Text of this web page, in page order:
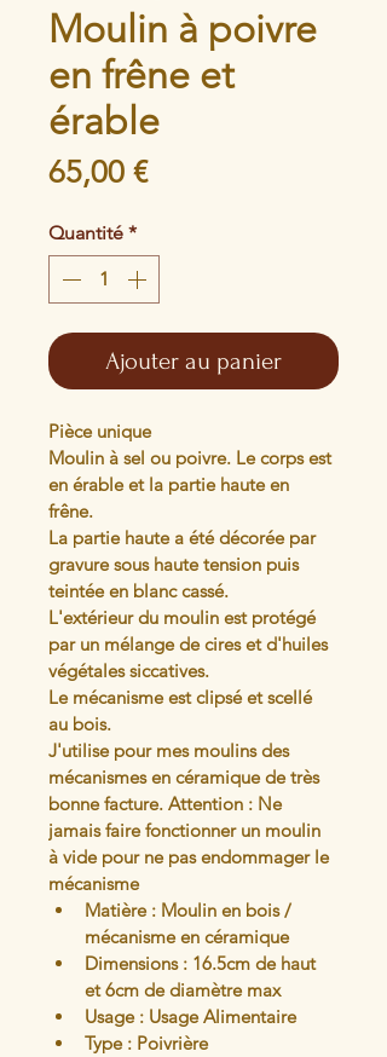
Moulin à poivre
en frêne et
érable
65,00 €Prix
Quantité *
Ajouter au panier
Pièce unique
Moulin à sel ou poivre. Le corps est
en érable et la partie haute en
frêne.
La partie haute a été décorée par
gravure sous haute tension puis
teintée en blanc cassé.
L'extérieur du moulin est protégé
par un mélange de cires et d'huiles
végétales siccatives.
Le mécanisme est clipsé et scellé
au bois.
J'utilise pour mes moulins des
mécanismes en céramique de très
bonne facture. Attention : Ne
jamais faire fonctionner un moulin
à vide pour ne pas endommager le
mécanisme
Matière : Moulin en bois /
mécanisme en céramique
Dimensions : 16.5cm de haut
et 6cm de diamètre max
Usage : Usage Alimentaire
Type : Poivrière